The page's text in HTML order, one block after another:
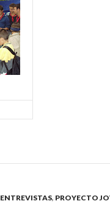
ENTREVISTAS, PROYECTO